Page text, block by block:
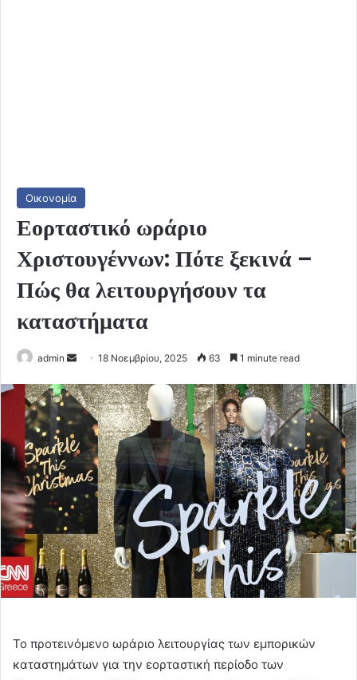
Οικονομία
Εορταστικό ωράριο
Χριστουγέννων: Πότε ξεκινά –
Πώς θα λειτουργήσουν τα
καταστήματα
admin
Send
email
18 Νοεμβρίου, 2025 63 1 minute read
Το προτεινόμενο ωράριο λειτουργίας των εμπορικών
καταστημάτων για την εορταστική περίοδο των